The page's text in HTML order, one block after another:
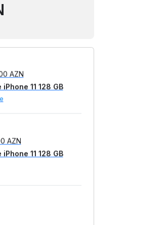
AZN
AZN
iPhone 11 128 GB
AZN
iPhone 11 128 GB